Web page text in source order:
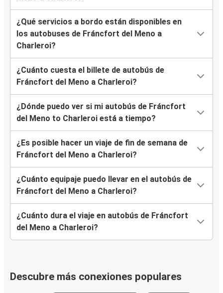
¿Qué servicios a bordo están disponibles en
los autobuses de Fráncfort del Meno a
Charleroi?
¿Cuánto cuesta el billete de autobús de
Fráncfort del Meno a Charleroi?
¿Dónde puedo ver si mi autobús de Fráncfort
del Meno to Charleroi está a tiempo?
¿Es posible hacer un viaje de fin de semana de
Fráncfort del Meno a Charleroi?
¿Cuánto equipaje puedo llevar en el autobús de
Fráncfort del Meno a Charleroi?
¿Cuánto dura el viaje en autobús de Fráncfort
del Meno a Charleroi?
Descubre más conexiones populares